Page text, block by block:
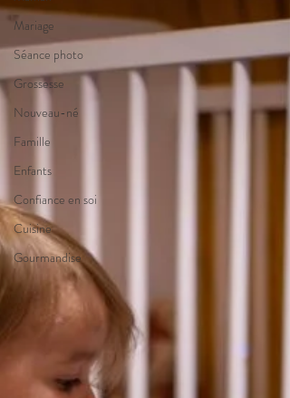
Mariage
Séance photo
Grossesse
Nouveau-né
Famille
Enfants
Confiance en soi
Cuisine
Gourmandise